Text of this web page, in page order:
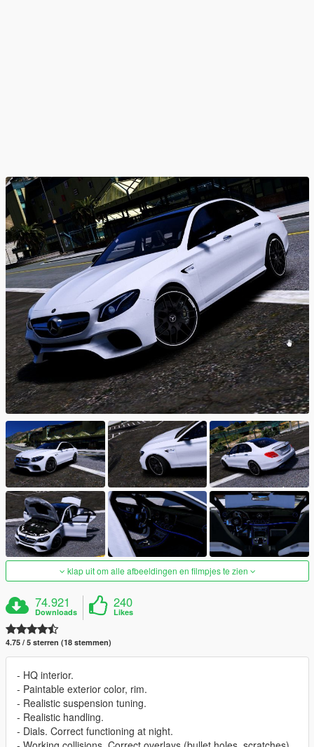
klap uit om alle afbeeldingen en filmpjes te zien
74.921
Downloads
240
Likes
4.75 / 5 sterren (18 stemmen)
- HQ interior.
- Paintable exterior color, rim.
- Realistic suspension tuning.
- Realistic handling.
- Dials. Correct functioning at night.